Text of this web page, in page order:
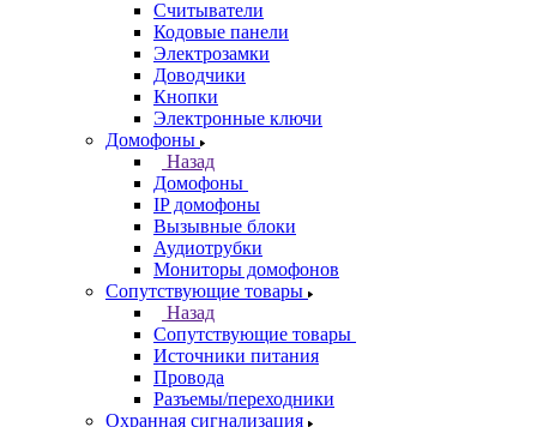
Считыватели
Кодовые панели
Электрозамки
Доводчики
Кнопки
Электронные ключи
Домофоны
Назад
Домофоны
IP домофоны
Вызывные блоки
Аудиотрубки
Мониторы домофонов
Сопутствующие товары
Назад
Сопутствующие товары
Источники питания
Провода
Разъемы/переходники
Охранная сигнализация